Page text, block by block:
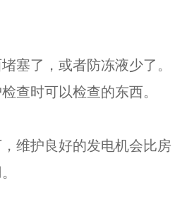
了，或者防冻液少了。
查时可以检查的东西。
护良好的发电机会比房